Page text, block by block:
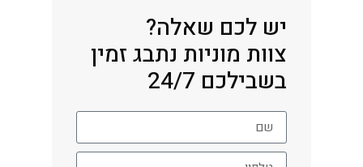
יש לכם שאלה?
צוות מוניות נתבג זמין
בשבילכם 24/7